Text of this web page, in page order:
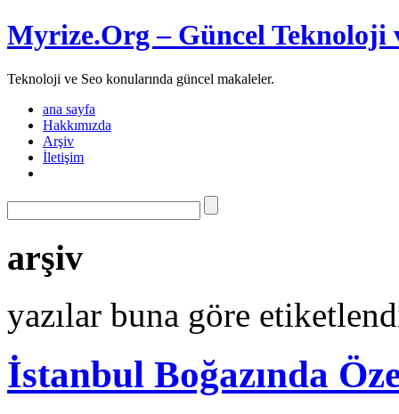
Myrize.Org – Güncel Teknoloji
Teknoloji ve Seo konularında güncel makaleler.
ana sayfa
Hakkımızda
Arşiv
İletişim
arşiv
yazılar buna göre
İstanbul Boğazında